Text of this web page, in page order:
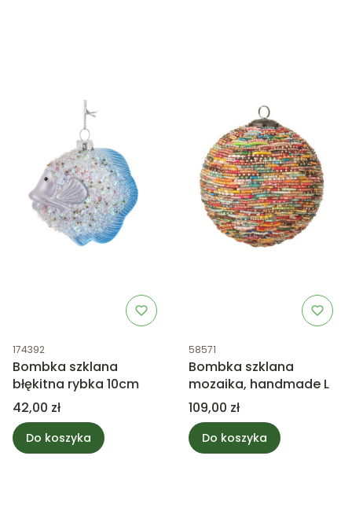
Kod produktu
174392
Bombka szklana
błękitna rybka 10cm
Cena
42,00 zł
Do koszyka
Kod produktu
58571
Bombka szklana
mozaika, handmade L
Cena
109,00 zł
Do koszyka